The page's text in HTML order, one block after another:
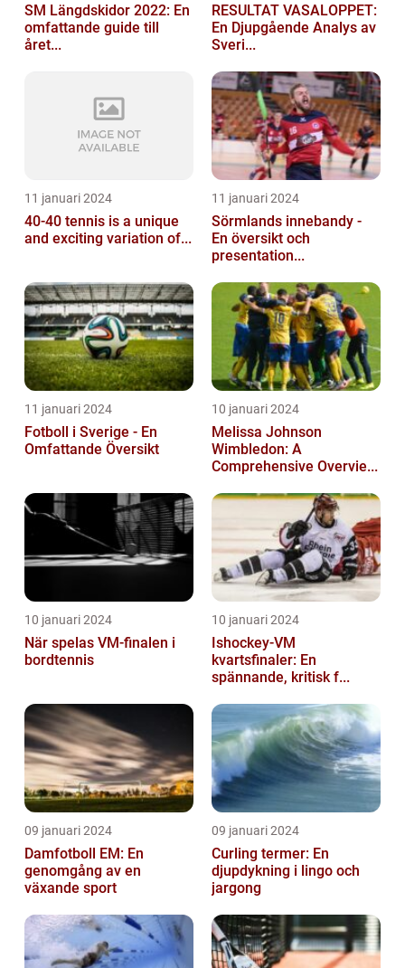
SM Längdskidor 2022: En
omfattande guide till
året...
RESULTAT VASALOPPET:
En Djupgående Analys av
Sveri...
11 januari 2024
40-40 tennis is a unique
and exciting variation of...
11 januari 2024
Sörmlands innebandy -
En översikt och
presentation...
11 januari 2024
Fotboll i Sverige - En
Omfattande Översikt
10 januari 2024
Melissa Johnson
Wimbledon: A
Comprehensive Overvie...
10 januari 2024
När spelas VM-finalen i
bordtennis
10 januari 2024
Ishockey-VM
kvartsfinaler: En
spännande, kritisk f...
09 januari 2024
Damfotboll EM: En
genomgång av en
växande sport
09 januari 2024
Curling termer: En
djupdykning i lingo och
jargong